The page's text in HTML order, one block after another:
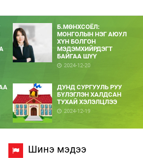
Б.МӨНХСОЁЛ:
МОНГОЛЫН НЭГ АЮУЛ
ХҮН БОЛГОН
МЭДЭМХИЙРДЭГТ
БАЙГАА ШҮҮ
2024-12-20
ДУНД СУРГУУЛЬ РУУ
БҮЛЭГЛЭН ХАЛДСАН
ТУХАЙ ХЭЛЭЛЦЛЭЭ
2024-12-19
Шинэ мэдээ